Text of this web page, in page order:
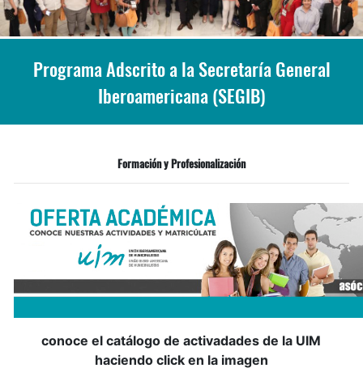
Programa Adscrito a la Secretaría General
Iberoamericana (SEGIB)
Formación y Profesionalización
conoce el catálogo de activadades de la UIM
haciendo click en la imagen